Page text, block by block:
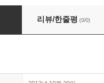
의 반지 (Wagner: Der Ring
리뷰/한줄평 (0/0)